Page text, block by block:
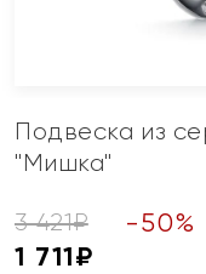
Подвеска из
"Мишка"
3 421₽ -50%
1 711₽